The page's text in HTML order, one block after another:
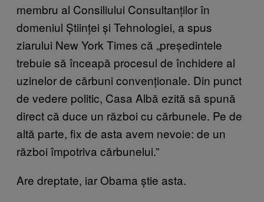
membru al Consiliului Consultanților în
domeniul Științei și Tehnologiei, a spus
ziarului New York Times că „președintele
trebuie să înceapă procesul de închidere al
uzinelor de cărbuni convenționale. Din punct
de vedere politic, Casa Albă ezită să spună
direct că duce un război cu cărbunele. Pe de
altă parte, fix de asta avem nevoie: de un
război împotriva cărbunelui.”
Are dreptate, iar Obama știe asta.